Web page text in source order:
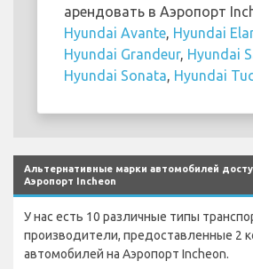
арендовать в Аэропорт
Hyundai Avante, Hyundai
Hyundai Grandeur, Hyundai
Hyundai Sonata, Hyundai
Альтернативные марки автомобилей
Аэропорт Incheon
У нас есть 10 различные типы
производители, предоставленные 2
автомобилей на Аэропорт Incheon.